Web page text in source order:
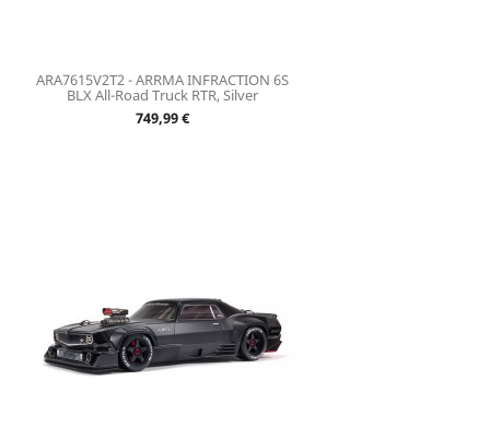
ARA7615V2T2 - ARRMA INFRACTION 6S
BLX All-Road Truck RTR, Silver
Prix
749,99 €